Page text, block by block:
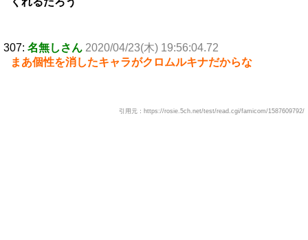
307: 名無しさん 2020/04/23(木) 19:56:04.72
まあ個性を消したキャラがクロムルキナだからな
引用元：https://rosie.5ch.net/test/read.cgi/famicom/1587609792/